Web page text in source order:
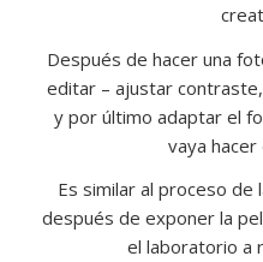
Después de hacer una
editar – ajustar
y por último adaptar el
vaya hacer
Es similar al proceso de
después de exponer la
el laboratorio a